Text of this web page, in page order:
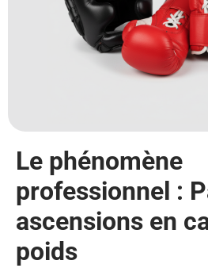
Le phénomène
professionnel :
ascensions en
poids